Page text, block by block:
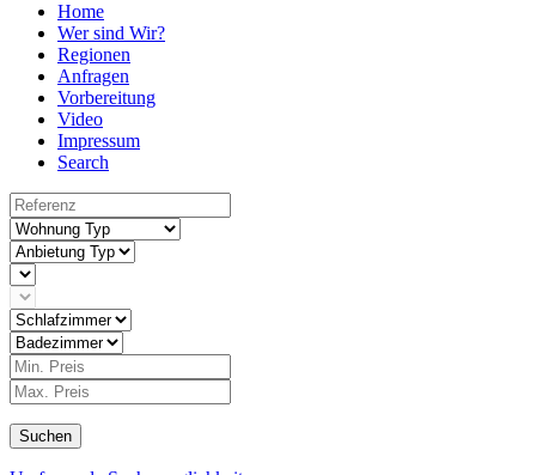
Home
Wer sind Wir?
Regionen
Anfragen
Vorbereitung
Video
Impressum
Search
Suchen